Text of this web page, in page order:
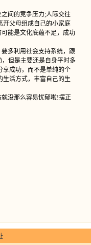
间的竞争压力;人际交往
开父母组成自己的小家庭
能是文化底蕴不足，成功
多利用社会支持系统，跟
但是主要还是自身平时多
享成功，而不是单纯的个
生活方式，丰富自己的生
没那么容易忧郁啦!摆正